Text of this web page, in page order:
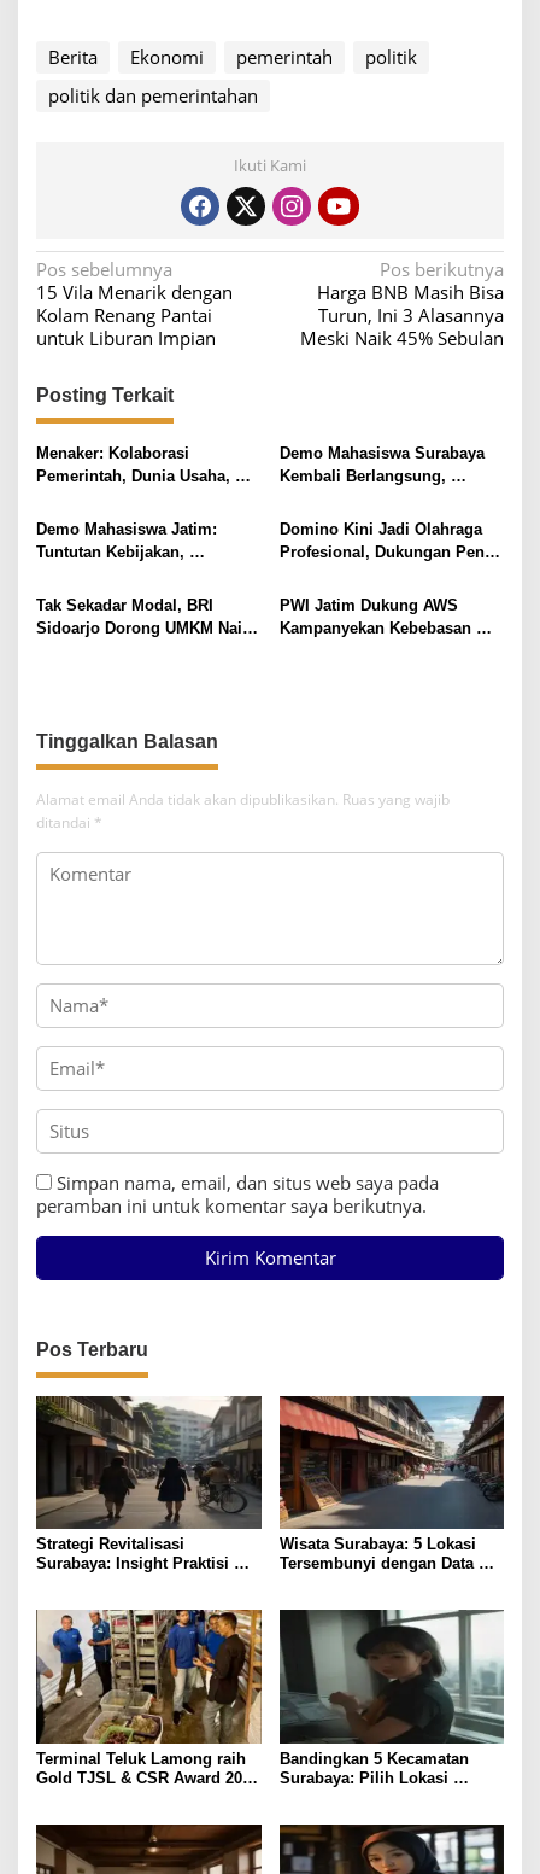
Berita Ekonomi pemerintah
politik
politik dan pemerintahan
Ikuti Kami
N
a
v
g
s
p
o
s
Pos sebelumnya
15 Vila Menarik dengan
Kolam Renang Pantai
untuk Liburan Impian
Pos berikutnya
Harga BNB Masih Bisa
Turun, Ini 3 Alasannya
Meski Naik 45% Sebulan
Posting Terkait
Menaker: Kolaborasi
Pemerintah, Dunia Usaha,
Penguatan Daya Saing
Tenaga Kerja
Demo Mahasiswa Surabaya
Kembali Berlangsung,
HAM Jadi Fokus Utama
Demo Mahasiswa Jatim:
Tuntutan Kebijakan,
Domino Kini Jadi Olahraga
Profesional, Dukungan Penuh
Tak Sekadar Modal, BRI
Sidoarjo Dorong UMKM Naik
PWI Jatim Dukung AWS
Kampanyekan Kebebasan
Alamat email Anda tidak akan dipublikasikan. Ruas yang wajib
ditandai *
Simpan nama, email, dan situs web saya pada
peramban ini untuk komentar saya berikutnya.
Pos Terbaru
Strategi Revitalisasi
Surabaya: Insight Praktisi
Wisata Surabaya: 5 Lokasi
Tersembunyi dengan Data
Terminal Teluk Lamong raih
Gold TJSL & CSR Award 2026
Pesisir
Bandingkan 5 Kecamatan
Surabaya: Pilih Lokasi